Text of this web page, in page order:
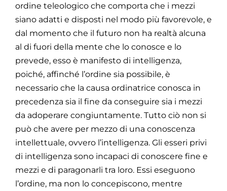
ordine teleologico che comporta che i mezzi
siano adatti e disposti nel modo più favorevole, e
dal momento che il futuro non ha realtà alcuna
al di fuori della mente che lo conosce e lo
prevede, esso è manifesto di intelligenza,
poiché, affinché l’ordine sia possibile, è
necessario che la causa ordinatrice conosca in
precedenza sia il fine da conseguire sia i mezzi
da adoperare congiuntamente. Tutto ciò non si
può che avere per mezzo di una conoscenza
intellettuale, ovvero l’intelligenza. Gli esseri privi
di intelligenza sono incapaci di conoscere fine e
mezzi e di paragonarli tra loro. Essi eseguono
l’ordine, ma non lo concepiscono, mentre